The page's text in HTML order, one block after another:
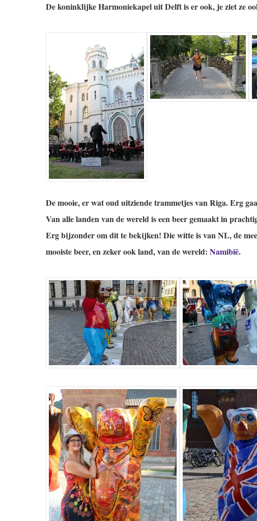
De koninklijke Harmoniekapel uit Delft is er ook, je ziet ze
De mooie, er wat oud uitziende trammetjes van Riga.Erg
Van alle landen van de wereld is een beer gemaakt in
Erg bijzonder om dit te bekijken! Die witte is van NL, de
mooiste beer, en zeker ook land, van de wereld: Namibië.